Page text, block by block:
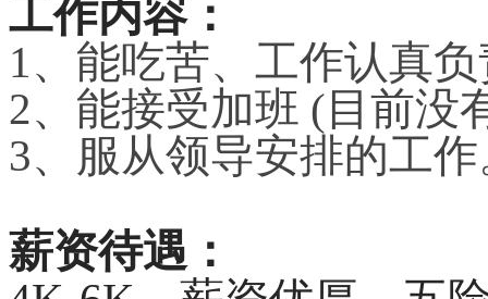
工作内容：
1、能吃苦、工作认真
2、能接受加班 (目前没
3、服从领导安排的工
薪资待遇：